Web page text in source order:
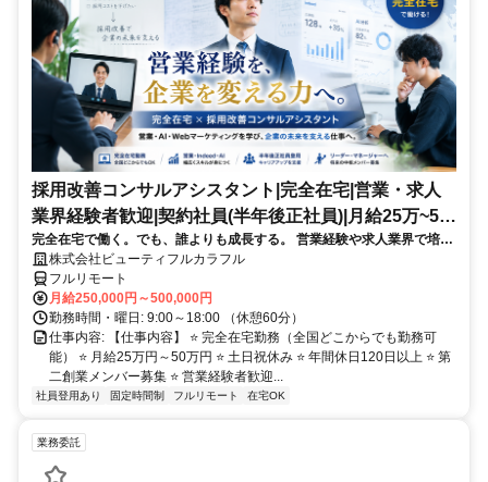
採用改善コンサルアシスタント|完全在宅|営業・求人
業界経験者歓迎|契約社員(半年後正社員)|月給25万~50
万円
完全在宅で働く。でも、誰よりも成長する。 営業経験や求人業界で培っ
た経験を、「企業の採用を変える仕事」に活かしませんか？私たちは全
国3,000社以上の採用支援を行う採用改善会社です。営業・Indeed・
AI・Webマーケティング・分析・マネジメントまで幅広く学びながら、
企業の採用成功を支えるコンサルタントへ。将来はリーダー・マネージ
ャー・新規事業責任者など、会社を支える中核人材として活躍できま
す。
株式会社ビューティフルカラフル
フルリモート
月給250,000円～500,000円
勤務時間・曜日: 9:00～18:00 （休憩60分）
仕事内容: 【仕事内容】 ⭐ 完全在宅勤務（全国どこからでも勤務可
能） ⭐ 月給25万円～50万円 ⭐ 土日祝休み ⭐ 年間休日120日以上 ⭐ 第
二創業メンバー募集 ⭐ 営業経験者歓迎...
社員登用あり 固定時間制 フルリモート 在宅OK
業務委託